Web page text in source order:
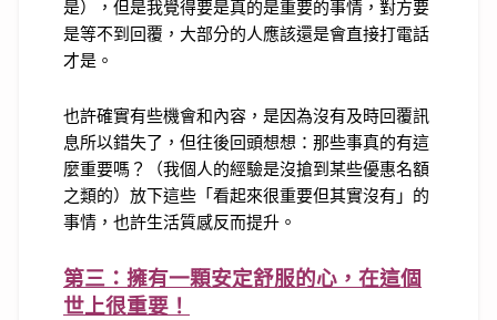
是），但是我覺得要是真的是重要的事情，對方要
是等不到回覆，大部分的人應該還是會直接打電話
才是。
也許確實有些機會和內容，是因為沒有及時回覆訊
息所以錯失了，但往後回頭想想：那些事真的有這
麼重要嗎？（我個人的經驗是沒搶到某些優惠名額
之類的）放下這些「看起來很重要但其實沒有」的
事情，也許生活質感反而提升。
第三：擁有一顆安定舒服的心，在這個
世上很重要！